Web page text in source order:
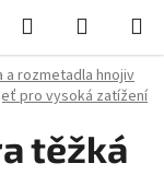
Hledat
KOŠÍK
a rozmetadla hnojiv
pro vysoká zatížení
těžká